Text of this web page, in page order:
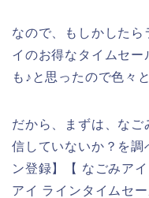
なので、もしかした
イのお得なタイムセ
も♪と思ったので色々
だから、まずは、な
信していないか？を調
ン登録】【 なごみア
アイ ラインタイムセ